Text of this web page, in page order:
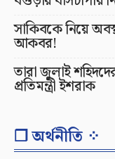
সাকিবকে নিয়ে
আকবর!
তারা জুলাই
প্রতিমন্ত্রী ইশরাক
❐ অর্থনীতি ⁘